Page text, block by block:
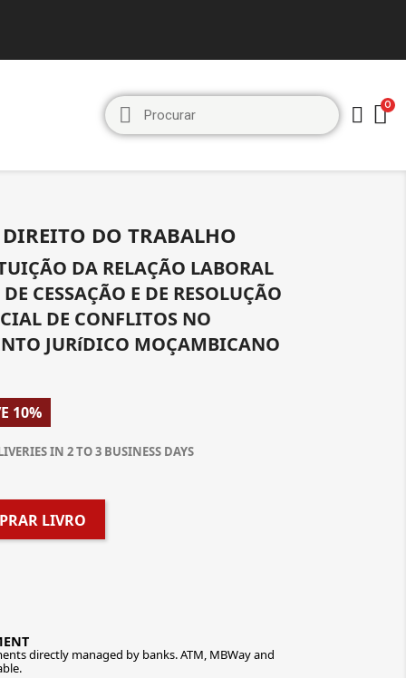
DIREITO DO TRABALHO
DA RELAÇÃO LABORAL
CESSAÇÃO E DE RESOLUÇÃO
DE CONFLITOS NO
JURíDICO MOÇAMBICANO
10%
IN 2 TO 3 BUSINESS DAYS
LIVRO
directly managed by banks. ATM, MBWay and